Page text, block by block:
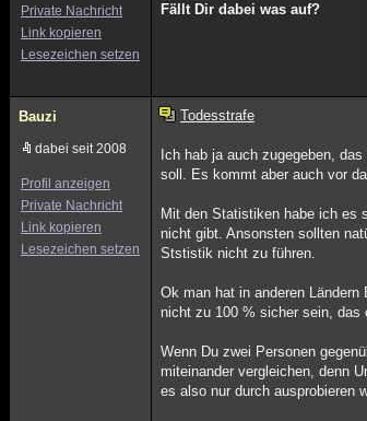
Private Nachricht
Link kopieren
Lesezeichen setzen
Fällt Dir dabei was auf?
Bauzi
dabei seit 2008
Profil anzeigen
Private Nachricht
Link kopieren
Lesezeichen setzen
Todesstrafe
Ich hab ja auch zugegeben,
soll. Es kommt aber auch vor
Mit den Statistiken habe ich es
nicht gibt. Ansonsten sollten
Ststistik nicht zu führen.
Ok man hat in anderen
nicht zu 100 % sicher sein, das
Wenn Du zwei Personen
miteinander vergleichen, denn
es also nur durch ausprobieren